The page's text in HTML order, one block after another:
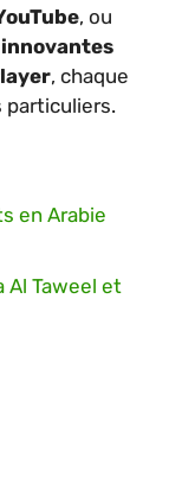
, ou
, chaque
particuliers.
en Arabie
Al Taweel et